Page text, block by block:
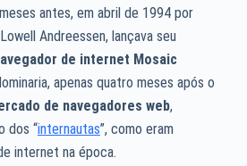
antes, em abril de 1994 por
Andreessen, lançava seu
de internet Mosaic
apenas quatro meses após o
de navegadores web,
dos “internautas”, como eram
internet na época.